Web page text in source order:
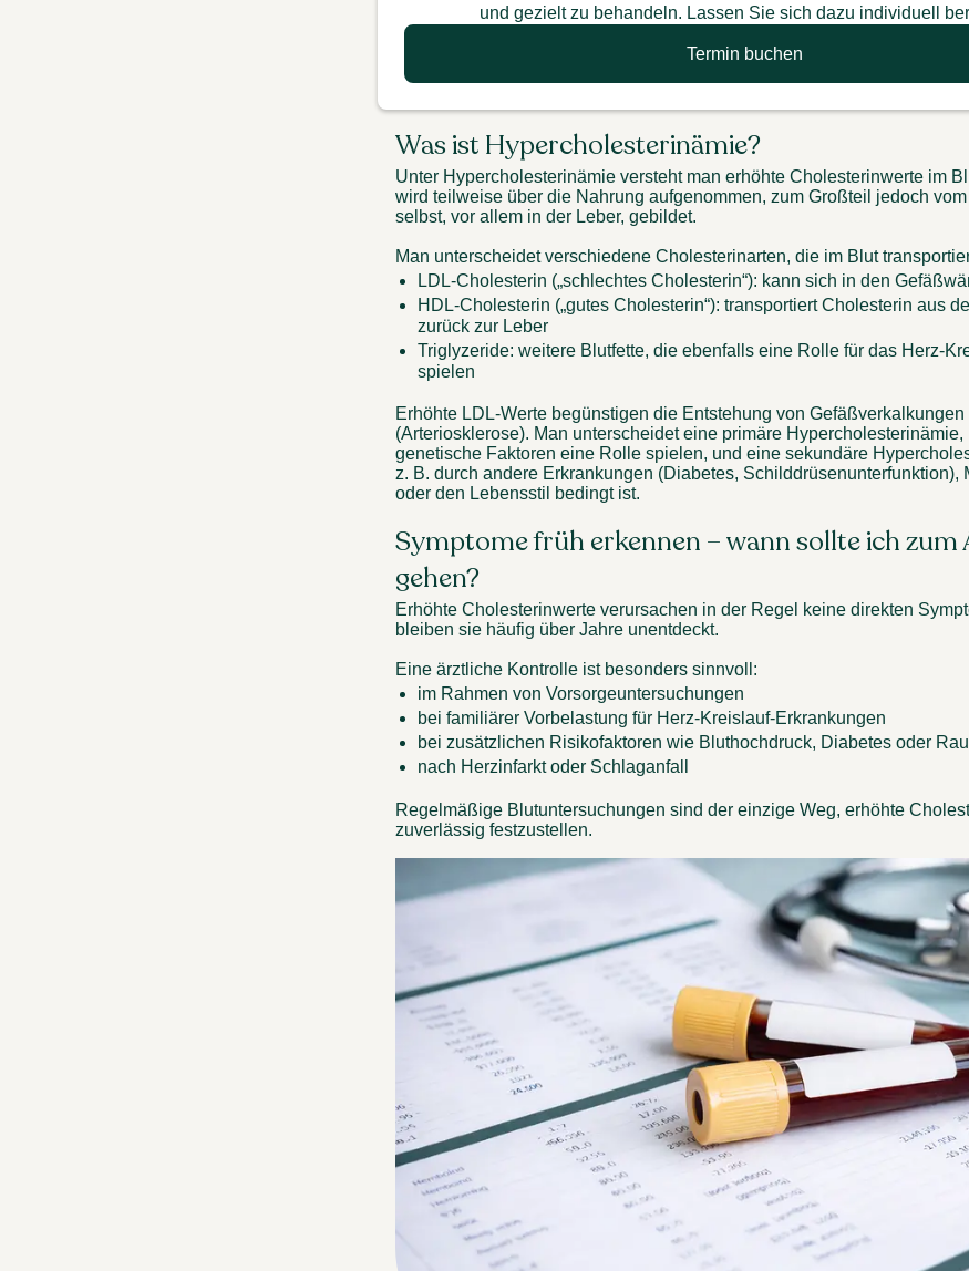
und gezielt zu behandeln. Lassen Sie sich dazu individuell
Termin buchen
Was ist Hypercholesterinämie?
Unter Hypercholesterinämie versteht man erhöhte Cholesterinwerte im
wird teilweise über die Nahrung aufgenommen, zum Großteil jedoch
selbst, vor allem in der Leber, gebildet.
Man unterscheidet verschiedene Cholesterinarten, die im Blut
LDL-Cholesterin („schlechtes Cholesterin“): kann sich in den
HDL-Cholesterin („gutes Cholesterin“): transportiert Cholesterin aus
zurück zur Leber
Triglyzeride: weitere Blutfette, die ebenfalls eine Rolle für das Herz-
spielen
Erhöhte LDL-Werte begünstigen die Entstehung von Gefäßverkalkungen
(Arteriosklerose). Man unterscheidet eine primäre Hypercholesterinämie,
genetische Faktoren eine Rolle spielen, und eine sekundäre
z. B. durch andere Erkrankungen (Diabetes, Schilddrüsenunterfunktion),
oder den Lebensstil bedingt ist.
Symptome früh erkennen – wann sollte ich zum
gehen?
Erhöhte Cholesterinwerte verursachen in der Regel keine direkten
bleiben sie häufig über Jahre unentdeckt.
Eine ärztliche Kontrolle ist besonders sinnvoll:
im Rahmen von Vorsorgeuntersuchungen
bei familiärer Vorbelastung für Herz-Kreislauf-Erkrankungen
bei zusätzlichen Risikofaktoren wie Bluthochdruck, Diabetes oder
nach Herzinfarkt oder Schlaganfall
Regelmäßige Blutuntersuchungen sind der einzige Weg, erhöhte
zuverlässig festzustellen.